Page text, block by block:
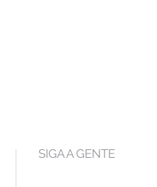
SIGA A GENTE